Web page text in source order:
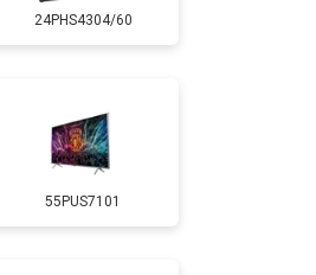
Заказать
Заказать
Заказать
24PHS4304/60
55PUS7101